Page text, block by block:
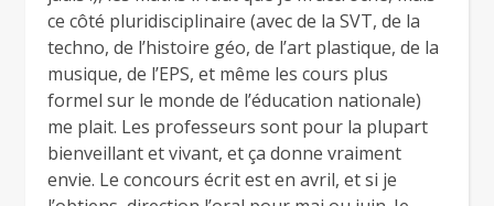
ce côté pluridisciplinaire (avec de la SVT, de la
techno, de l’histoire géo, de l’art plastique, de la
musique, de l’EPS, et même les cours plus
formel sur le monde de l’éducation nationale)
me plait. Les professeurs sont pour la plupart
bienveillant et vivant, et ça donne vraiment
envie. Le concours écrit est en avril, et si je